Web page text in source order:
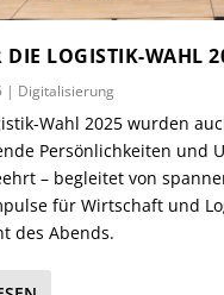
DIE LOGISTIK-WAHL
| Digitalisierung
Wahl 2025 wurden
Persönlichkeiten und
– begleitet von
für Wirtschaft und
des Abends.